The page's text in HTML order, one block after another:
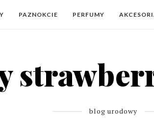
PAZNOKCIE PERFUMY
blog urodowy